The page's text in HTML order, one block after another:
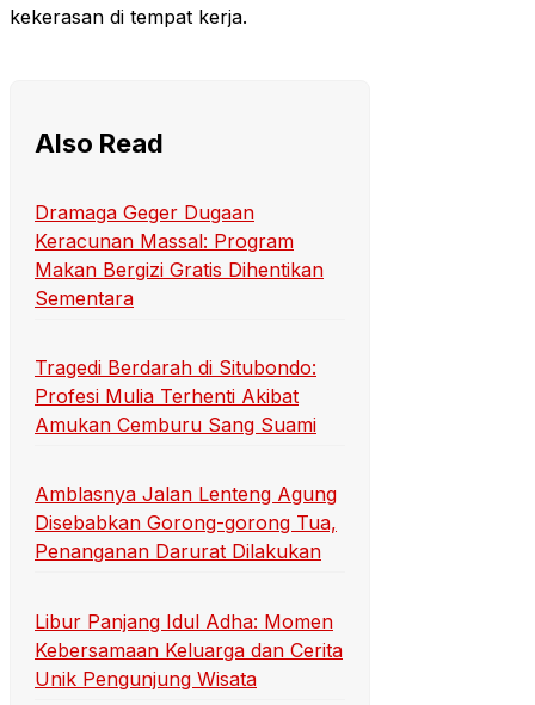
kekerasan di tempat kerja.
Also Read
Dramaga Geger Dugaan
Keracunan Massal: Program
Makan Bergizi Gratis Dihentikan
Sementara
Tragedi Berdarah di Situbondo:
Profesi Mulia Terhenti Akibat
Amukan Cemburu Sang Suami
Amblasnya Jalan Lenteng Agung
Disebabkan Gorong-gorong Tua,
Penanganan Darurat Dilakukan
Libur Panjang Idul Adha: Momen
Kebersamaan Keluarga dan Cerita
Unik Pengunjung Wisata